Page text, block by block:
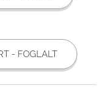
- FOGLALT